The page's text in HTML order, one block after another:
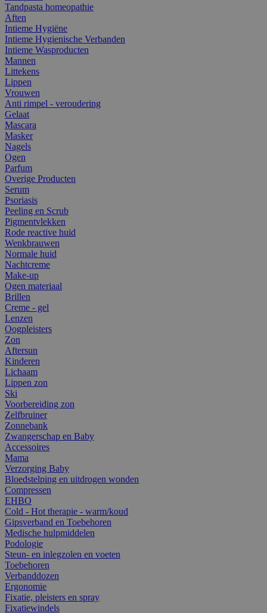
Tandpasta homeopathie
Aften
Intieme Hygiëne
Intieme Hygienische Verbanden
Intieme Wasproducten
Mannen
Littekens
Lippen
Vrouwen
Anti rimpel - veroudering
Gelaat
Mascara
Masker
Nagels
Ogen
Parfum
Overige Producten
Serum
Psoriasis
Peeling en Scrub
Pigmentvlekken
Rode reactive huid
Wenkbrauwen
Normale huid
Nachtcreme
Make-up
Ogen materiaal
Brillen
Creme - gel
Lenzen
Oogpleisters
Zon
Aftersun
Kinderen
Lichaam
Lippen zon
Ski
Voorbereiding zon
Zelfbruiner
Zonnebank
Zwangerschap en Baby
Accessoires
Mama
Verzorging Baby
Bloedstelping en uitdrogen wonden
Compressen
EHBO
Cold - Hot therapie - warm/koud
Gipsverband en Toebehoren
Medische hulpmiddelen
Podologie
Steun- en inlegzolen en voeten
Toebehoren
Verbanddozen
Ergonomie
Fixatie, pleisters en spray
Fixatiewindels